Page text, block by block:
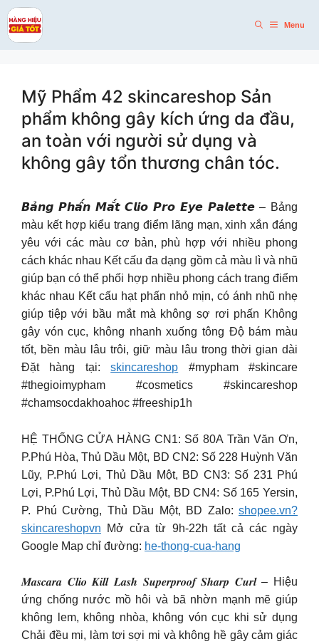
Skip
to
content
Menu
Mỹ Phẩm 42 skincareshop Sản
phẩm không gây kích ứng da đầu,
an toàn với người sử dụng và
không gây tổn thương chân tóc.
𝘽𝙖̉𝙣𝙜 𝙋𝙝𝙖̂́𝙣 𝙈𝙖̆́𝙩 𝘾𝙡𝙞𝙤 𝙋𝙧𝙤 𝙀𝙮𝙚 𝙋𝙖𝙡𝙚𝙩𝙩𝙚 – Bảng
màu kết hợp kiểu trang điểm lãng mạn, xinh xắn đáng
yêu với các màu cơ bản, phù hợp với nhiều phong
cách khác nhau Kết cấu đa dạng gồm cả màu lì và nhũ
giúp bạn có thể phối hợp nhiều phong cách trang điểm
khác nhau Kết cấu hạt phấn nhỏ mịn, có ánh nhũ nhẹ
giúp tiệp với bầu mắt mà không sợ rơi phấn Không
gây vón cục, không nhanh xuống tông Độ bám màu
tốt, bền màu lâu trôi, giữ màu lâu trong thời gian dài
Đặt hàng tại:skincareshop #mypham #skincare
#thegioimypham #cosmetics #skincareshop
#chamsocdakhoahoc #freeship1h
HỆ THỐNG CỬA HÀNG CN1: Số 80A Trần Văn Ơn,
P.Phú Hòa, Thủ Dầu Một, BD CN2: Số 228 Huỳnh Văn
Lũy, P.Phú Lợi, Thủ Dầu Một, BD CN3: Số 231 Phú
Lợi, P.Phú Lợi, Thủ Dầu Một, BD CN4: Số 165 Yersin,
P. Phú Cường, Thủ Dầu Một, BD Zalo: shopee.vn?
skincareshopvn Mở cửa từ 9h-22h tất cả các ngày
Google Map chỉ đường: he-thong-cua-hang
𝑴𝒂𝒔𝒄𝒂𝒓𝒂 𝑪𝒍𝒊𝒐 𝑲𝒊𝒍𝒍 𝑳𝒂𝒔𝒉 𝑺𝒖𝒑𝒆𝒓𝒑𝒓𝒐𝒐𝒇 𝑺𝒉𝒂𝒓𝒑 𝑪𝒖𝒓𝒍 – Hiệu
ứng chống nước mồ hôi và bã nhờn mạnh mẽ giúp
không lem, không nhòa, không vón cục khi sử dụng
Chải đều mi, làm tơi sợi mi và không hề gây cảm giác